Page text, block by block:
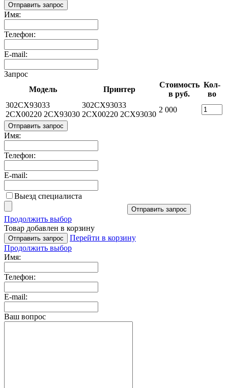
Отправить запрос
Имя:
Телефон:
E-mail:
Запрос
Модель
Принтер
Стоимость
в руб.
Кол-
во
302CX93033
2CX00220 2CX93030
302CX93033
2CX00220 2CX93030
2 000
Отправить запрос
Имя:
Телефон:
E-mail:
Выезд специалиста
Отправить запрос
Продолжить выбор
Товар добавлен в корзину
Отправить запрос
Перейти в корзину
Продолжить выбор
Имя:
Телефон:
E-mail:
Ваш вопрос